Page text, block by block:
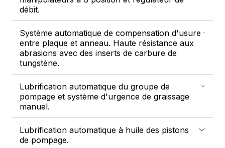
débit.
Système automatique de compensation d'usure
entre plaque et anneau. Haute résistance aux
abrasions avec des inserts de carbure de
tungstène.
Lubrification automatique du groupe de
pompage et système d'urgence de graissage
manuel.
Lubrification automatique à huile des pistons
de pompage.